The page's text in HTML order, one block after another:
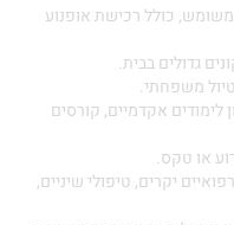
רכישת אופנוע
בבית.
קורסים
טיפולי שיניים,